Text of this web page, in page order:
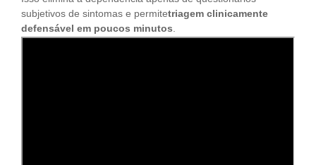
subjetivos de sintomas e permitetriagem clinicamente
defensável em poucos minutos